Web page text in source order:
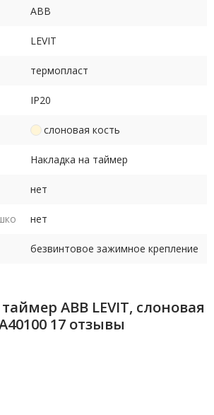
ABB
LEVIT
термопласт
IP20
слоновая кость
Накладка на таймер
нет
нет
безвинтовое зажимное крепление
ABB LEVIT, слоновая
17 отзывы